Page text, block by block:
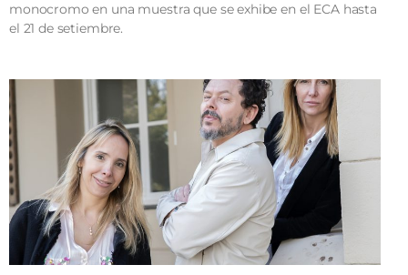
monocromo en una muestra que se exhibe en el ECA hasta
el 21 de setiembre.